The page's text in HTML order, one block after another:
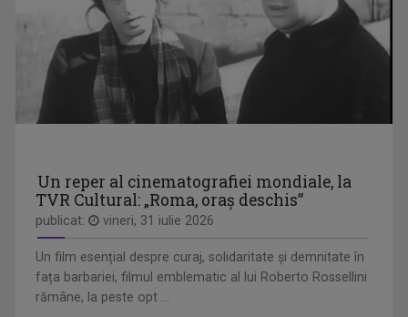
FILMUL DE ARTĂ
Luni, de la ora 22.00, sărbătorim cea de-a ...
Un reper al cinematografiei mondiale, la
TVR Cultural: „Roma, oraș deschis”
publicat: vineri, 31 iulie 2026
Un film esențial despre curaj, solidaritate și demnitate în
fața barbariei, filmul emblematic al lui Roberto Rossellini
rămâne, la peste opt ...